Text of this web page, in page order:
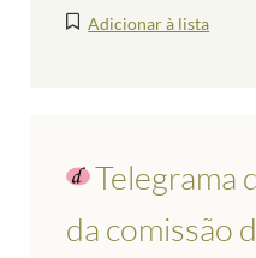
Adicionar à lista
Telegrama
da comissão